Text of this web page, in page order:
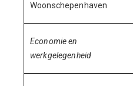
Woonschepenhaven
Economie en
werkgelegenheid